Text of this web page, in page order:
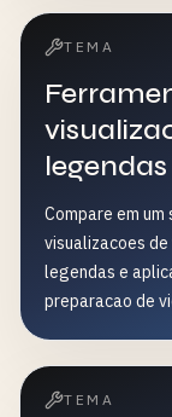
TEMA
Compare em
visualizacoes
legendas e
preparacao de
TEMA